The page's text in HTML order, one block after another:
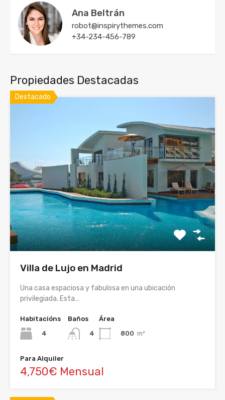
Ana Beltrán
robot@inspirythemes.com
+34-234-456-789
Propiedades Destacadas
Destacado
Villa de Lujo en Madrid
Una casa espaciosa y fabulosa en una ubicación
privilegiada. Esta…
Habitacións
4
Baños
4
Área
800 m²
Para Alquiler
4,750€ Mensual